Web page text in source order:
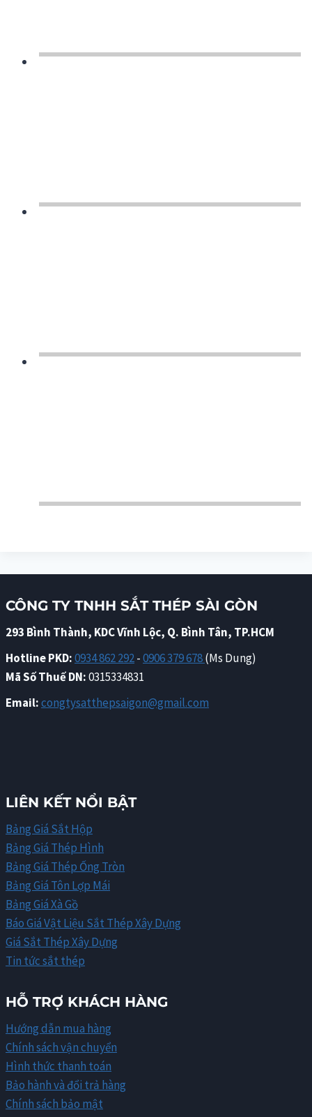
CÔNG TY TNHH SẮT THÉP SÀI GÒN
293 Bình Thành, KDC Vĩnh Lộc, Q. Bình Tân, TP.HCM
Hotline PKD:0934 862 292-0906 379 678(Ms Dung)
Mã Số Thuế DN:0315334831
Email:congtysatthepsaigon@gmail.com
LIÊN KẾT NỔI BẬT
Bảng Giá Sắt Hộp
Bảng Giá Thép Hình
Bảng Giá Thép Ống Tròn
Bảng Giá Tôn Lợp Mái
Bảng Giá Xà Gồ
Báo Giá Vật Liệu Sắt Thép Xây Dựng
Giá Sắt Thép Xây Dựng
Tin tức sắt thép
HỖ TRỢ KHÁCH HÀNG
Hướng dẫn mua hàng
Chính sách vận chuyển
Hình thức thanh toán
Bảo hành và đổi trả hàng
Chính sách bảo mật